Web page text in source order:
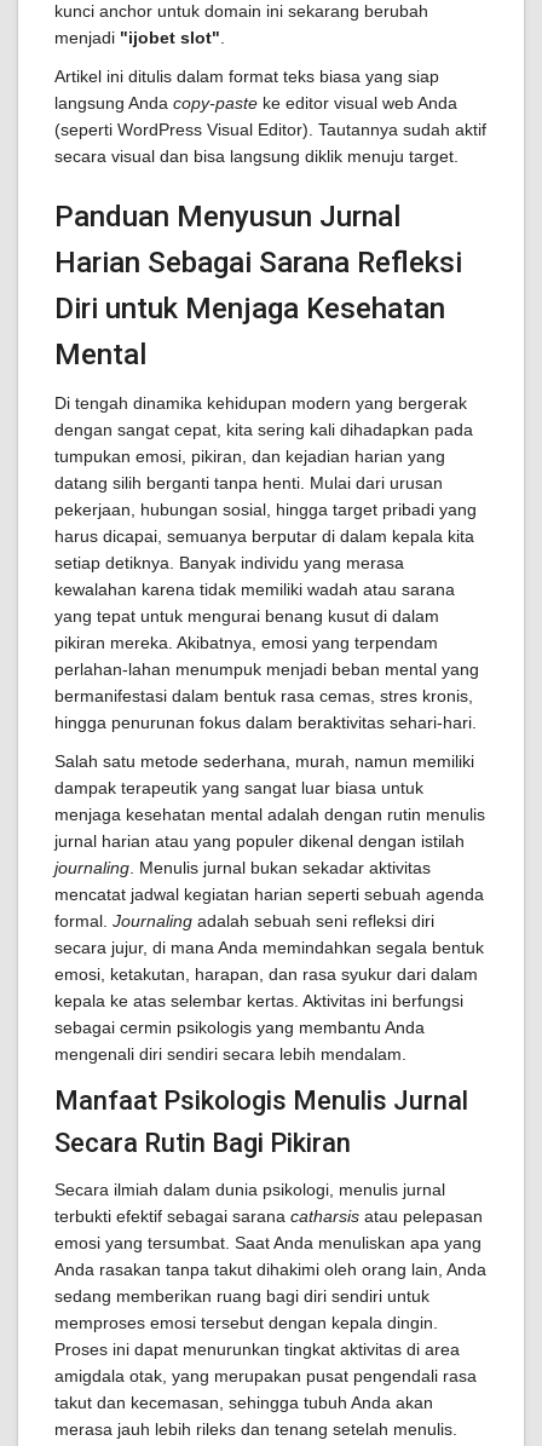
kunci anchor untuk domain ini sekarang berubah
menjadi "ijobet slot"
Artikel ini ditulis dalam format teks biasa yang siap
langsung Anda copy-paste ke editor visual web Anda
(seperti WordPress Visual Editor). Tautannya sudah aktif
secara visual dan bisa langsung diklik menuju target.
Panduan Menyusun Jurnal
Harian Sebagai Sarana Refleksi
Diri untuk Menjaga Kesehatan
Mental
Di tengah dinamika kehidupan modern yang bergerak
dengan sangat cepat, kita sering kali dihadapkan pada
tumpukan emosi, pikiran, dan kejadian harian yang
datang silih berganti tanpa henti. Mulai dari urusan
pekerjaan, hubungan sosial, hingga target pribadi yang
harus dicapai, semuanya berputar di dalam kepala kita
setiap detiknya. Banyak individu yang merasa
kewalahan karena tidak memiliki wadah atau sarana
yang tepat untuk mengurai benang kusut di dalam
pikiran mereka. Akibatnya, emosi yang terpendam
perlahan-lahan menumpuk menjadi beban mental yang
bermanifestasi dalam bentuk rasa cemas, stres kronis,
hingga penurunan fokus dalam beraktivitas sehari-hari.
Salah satu metode sederhana, murah, namun memiliki
dampak terapeutik yang sangat luar biasa untuk
menjaga kesehatan mental adalah dengan rutin menulis
jurnal harian atau yang populer dikenal dengan istilah
journaling . Menulis jurnal bukan sekadar aktivitas
mencatat jadwal kegiatan harian seperti sebuah agenda
formal. Journaling adalah sebuah seni refleksi diri
secara jujur, di mana Anda memindahkan segala bentuk
emosi, ketakutan, harapan, dan rasa syukur dari dalam
kepala ke atas selembar kertas. Aktivitas ini berfungsi
sebagai cermin psikologis yang membantu Anda
mengenali diri sendiri secara lebih mendalam.
Manfaat Psikologis Menulis Jurnal
Secara Rutin Bagi Pikiran
Secara ilmiah dalam dunia psikologi, menulis jurnal
terbukti efektif sebagai sarana catharsis atau pelepasan
emosi yang tersumbat. Saat Anda menuliskan apa yang
Anda rasakan tanpa takut dihakimi oleh orang lain, Anda
sedang memberikan ruang bagi diri sendiri untuk
memproses emosi tersebut dengan kepala dingin.
Proses ini dapat menurunkan tingkat aktivitas di area
amigdala otak, yang merupakan pusat pengendali rasa
takut dan kecemasan, sehingga tubuh Anda akan
merasa jauh lebih rileks dan tenang setelah menulis.